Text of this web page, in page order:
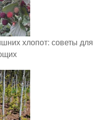
хлопот: советы для